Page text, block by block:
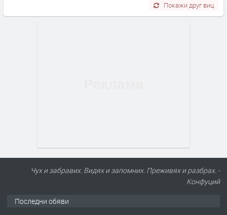
Покажи друг виц
Чух и забравих. Видях и запомних. Преживях и разбрах. -
Конфуций
Последни обяви